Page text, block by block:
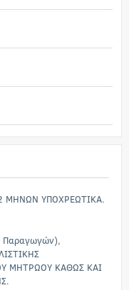
ΜΗΝΩΝ ΥΠΟΧΡΕΩΤΙΚΑ.
Παραγωγών),
ΜΗΤΡΩΟΥ ΚΑΘΩΣ ΚΑΙ